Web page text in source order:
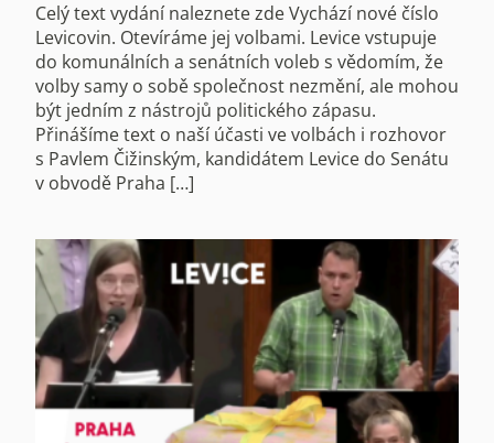
Celý text vydání naleznete zde Vychází nové číslo
Levicovin. Otevíráme jej volbami. Levice vstupuje
do komunálních a senátních voleb s vědomím, že
volby samy o sobě společnost nezmění, ale mohou
být jedním z nástrojů politického zápasu.
Přinášíme text o naší účasti ve volbách i rozhovor
s Pavlem Čižinským, kandidátem Levice do Senátu
v obvodě Praha […]